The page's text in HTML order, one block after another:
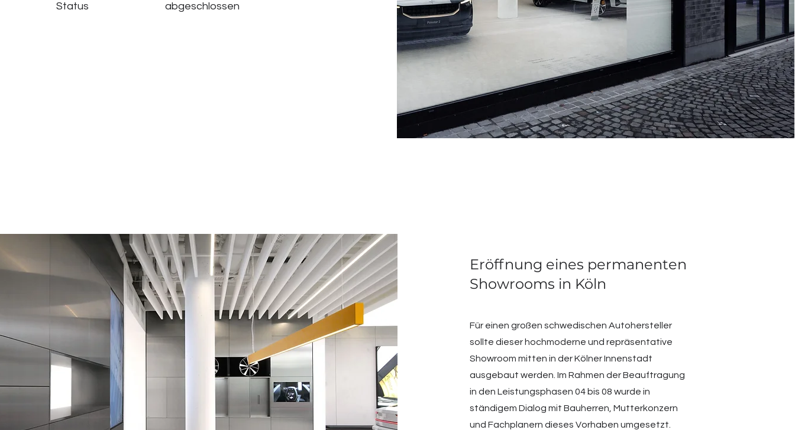
Status abgeschlossen
Eröffnung eines permanenten
Showrooms in Köln
Für einen großen schwedischen Autohersteller
sollte dieser hochmoderne und repräsentative
Showroom mitten in der Kölner Innenstadt
ausgebaut werden. Im Rahmen der Beauftragung
in den Leistungsphasen 04 bis 08 wurde in
ständigem Dialog mit Bauherren, Mutterkonzern
und Fachplanern dieses Vorhaben umgesetzt.